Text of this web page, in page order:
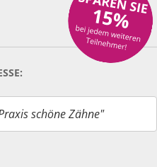
schöne Zähne"